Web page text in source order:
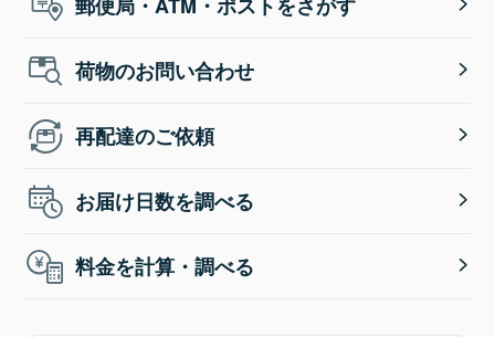
荷物のお問い合わせ
再配達のご依頼
お届け日数を調べる
料金を計算・調べる